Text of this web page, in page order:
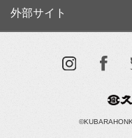
外部サイト